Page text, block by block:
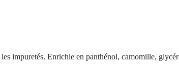
Enrichie en panthénol, camomille,